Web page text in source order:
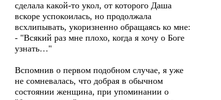
сделала какой-то укол, от которого Даша
вскоре успокоилась, но продолжала
всхлипывать, укоризненно обращаясь ко мне:
- "Всякий раз мне плохо, когда я хочу о Боге
узнать…"
Вспомнив о первом подобном случае, я уже
не сомневалась, что добрая в обычном
состоянии женщина, при упоминании о